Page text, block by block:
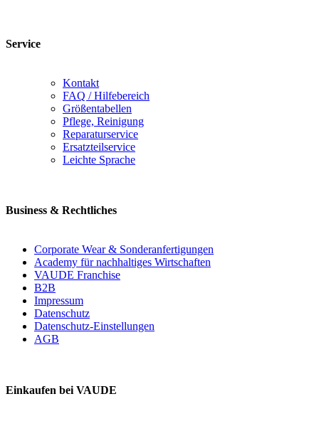
Service
Kontakt
FAQ / Hilfebereich
Größentabellen
Pflege, Reinigung
Reparaturservice
Ersatzteilservice
Leichte Sprache
Business & Rechtliches
Corporate Wear & Sonderanfertigungen
Academy für nachhaltiges Wirtschaften
VAUDE Franchise
B2B
Impressum
Datenschutz
Datenschutz-Einstellungen
AGB
Einkaufen bei VAUDE